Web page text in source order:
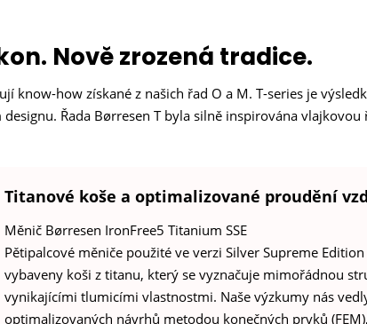
Nově zrozená tradice.
know-how získané z našich řad O a M. T-series je
Řada Børresen T byla silně inspirována
Titanové koše a optimalizované proudění
Měnič Børresen IronFree5 Titanium SSE
Pětipalcové měniče použité ve verzi Silver Supreme
vybaveny koši z titanu, který se vyznačuje mimořádnou
vynikajícími tlumicími vlastnostmi. Naše výzkumy nás
optimalizovaných návrhů metodou konečných prvků